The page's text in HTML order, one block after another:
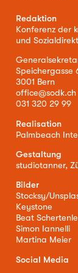
Redaktion
Konferenz der
und
Speichergasse
3001 Bern
office@sodk.ch
031 320 29 99
Realisation
Palmbeach
Gestaltung
studiotanner,
Bilder
Stocksy/
Keystone
Beat
Simon Iannelli
Martina Meier
Social Media